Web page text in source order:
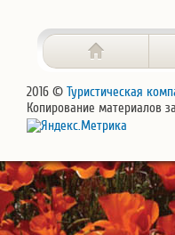
2016 © Туристическая
Копирование материалов